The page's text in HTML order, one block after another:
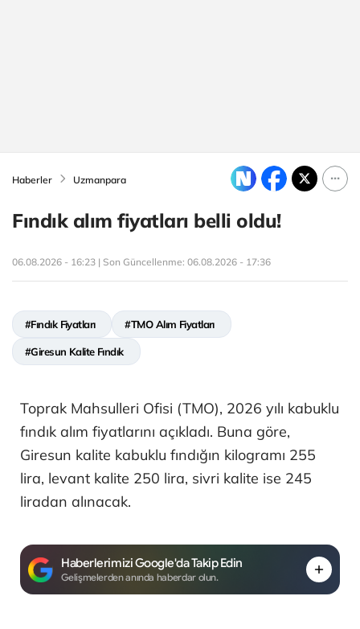
Haberler Uzmanpara
Fındık alım fiyatları belli oldu!
06.08.2026 - 16:23 | Son Güncellenme: 06.08.2026 - 17:36
#Fındık Fiyatları #TMO Alım Fiyatları
#Giresun Kalite Fındık
Toprak Mahsulleri Ofisi (TMO), 2026 yılı kabuklu
fındık alım fiyatlarını açıkladı. Buna göre,
Giresun kalite kabuklu fındığın kilogramı 255
lira, levant kalite 250 lira, sivri kalite ise 245
liradan alınacak.
Haberlerimizi Google'da Takip Edin
Gelişmelerden anında haberdar olun.